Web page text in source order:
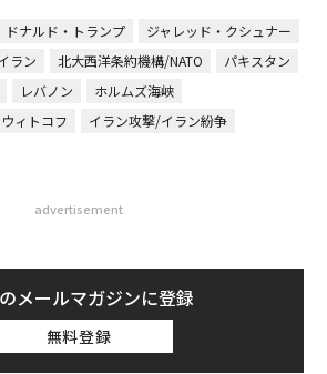
ドナルド・トランプ
ジャレッド・クシュナー
ラン 北大西洋条約機構/NATO
パキスタン
レバノン
ホルムズ海峡
ィトコフ
イラン攻撃/イラン紛争
advertisement
メールマガジンに登録
無料登録